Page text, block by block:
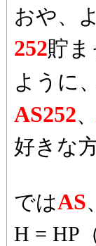
おや、
252貯
ように、
AS252、
好きな
ではAS、
H = HP